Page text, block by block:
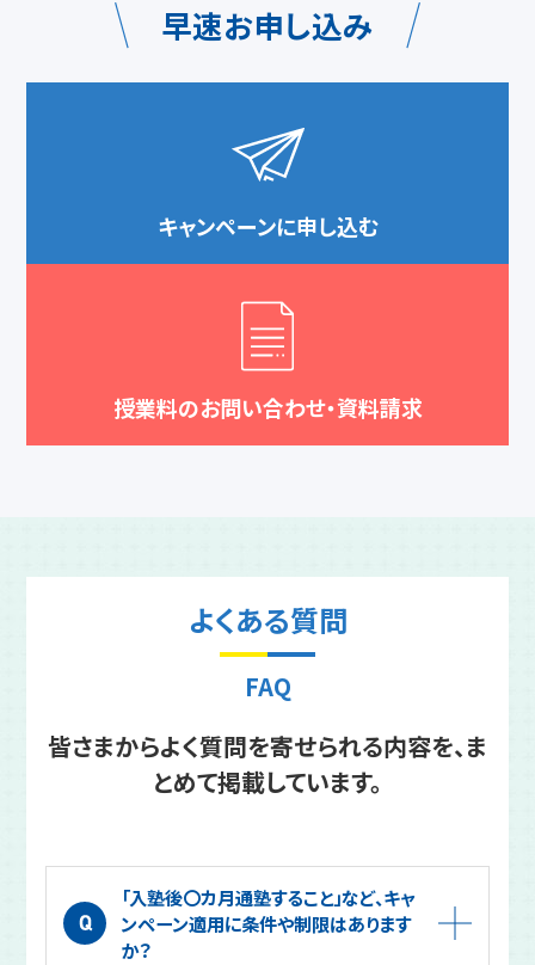
早速お申し込み
キャンペーンに申し込む
授業料のお問い合わせ・資料請求
よくある質問
FAQ
皆さまからよく質問を寄せられる内容を、ま
とめて掲載しています。
「入塾後〇カ月通塾すること」など、キャ
ンペーン適用に条件や制限はあります
か？